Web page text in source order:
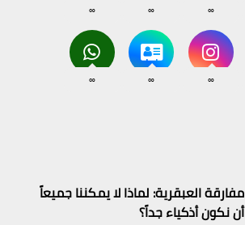
∞
∞
∞
∞
∞
∞
مفارقة العبقرية: لماذا لا يمكننا جميعاً
أن نكون أذكياء جداً؟